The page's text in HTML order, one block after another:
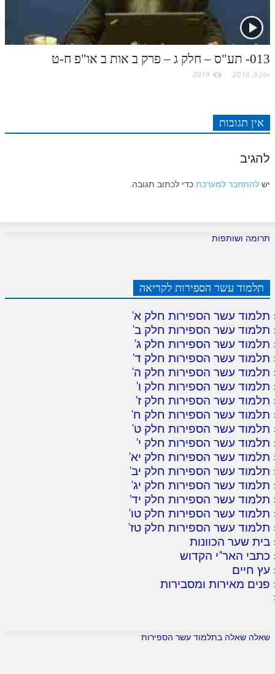
דף היומי בזוהר הקדוש
013- תע"ס – חלק ג – פרק ב אות ב או"פ ח-ט
אוק 6, 2016 2019
אין תגובות
להגיב
יש להתחבר למערכת כדי לכתוב תגובה.
תרומה ושותפות
תלמוד עשר הספירות לקריאה
תלמוד עשר הספירות חלק א'
תלמוד עשר הספירות חלק ב'
תלמוד עשר הספירות חלק ג'
תלמוד עשר הספירות חלק ד'
תלמוד עשר הספירות חלק ה'
תלמוד עשר הספירות חלק ו'
תלמוד עשר הספירות חלק ז'
תלמוד עשר הספירות חלק ח'
תלמוד עשר הספירות חלק ט'
תלמוד עשר הספירות חלק י'
תלמוד עשר הספירות חלק יא'
תלמוד עשר הספירות חלק יב'
תלמוד עשר הספירות חלק יג'
תלמוד עשר הספירות חלק יד'
תלמוד עשר הספירות חלק טו'
תלמוד עשר הספירות חלק טז'
בית שער הכוונות
כתבי האר"י הקדוש
עץ חיים
פנים מאירות ומסבירות
שאלה שאלה בתלמוד עשר הספירות